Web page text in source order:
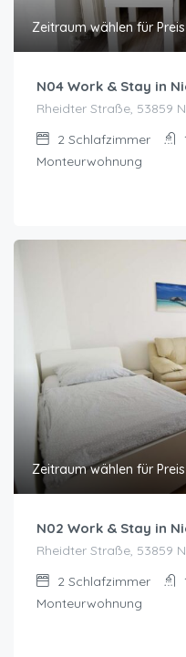
Zeitraum wählen für Preis
N04 Work & Stay in
Rheidter Straße, 53859
2 Schlafzimmer
Monteurwohnung
Zeitraum wählen für Preis
N02 Work & Stay in
Rheidter Straße, 53859
2 Schlafzimmer
Monteurwohnung